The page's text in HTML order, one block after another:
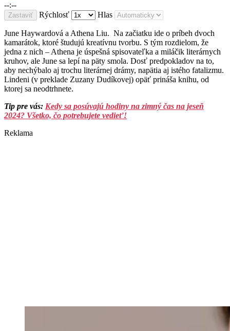
--:--
Zastaviť Rýchlosť Hlas
June Haywardová a Athena Liu. Na začiatku ide o príbeh dvoch
kamarátok, ktoré študujú kreatívnu tvorbu. S tým rozdielom, že
jedna z nich – Athena je úspešná spisovateľka a miláčik literárnych
kruhov, ale June sa lepí na päty smola. Dosť predpokladov na to,
aby nechýbalo aj trochu literárnej drámy, napätia aj istého fatalizmu.
Lindeni (v preklade Zuzany Dudíkovej) opäť prináša knihu, od
ktorej sa neodtrhnete.
Tip pre vás: Kedy sa posúvajú hodiny na zimný čas na jeseň
2024? Všetko, čo potrebujete vedieť!
Reklama